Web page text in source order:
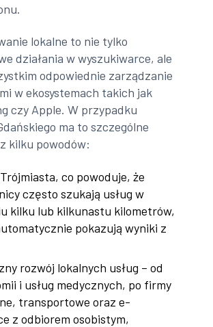
lokalne to nie tylko
działania w wyszukiwarce, ale
odpowiednie zarządzanie
w ekosystemach takich jak
czy Apple. W przypadku
ma to szczególne
kilku powodów:
co powoduje, że
często szukają usług w
kilku lub kilkunastu kilometrów,
pokazują wyniki z
rozwój lokalnych usług – od
i usług medycznych, po firmy
transportowe oraz e-
z odbiorem osobistym,